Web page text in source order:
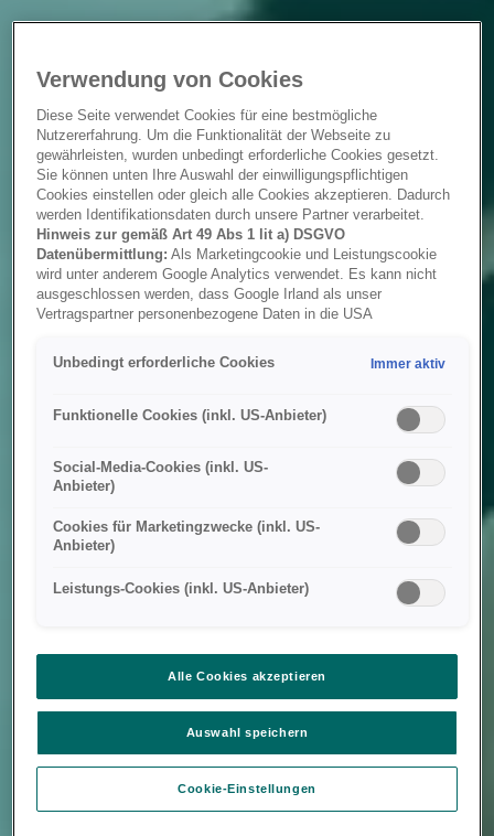
Verwendung von Cookies
Diese Seite verwendet Cookies für eine bestmögliche
Nutzererfahrung. Um die Funktionalität der Webseite zu
gewährleisten, wurden unbedingt erforderliche Cookies gesetzt.
Sie können unten Ihre Auswahl der einwilligungspflichtigen
Cookies einstellen oder gleich alle Cookies akzeptieren. Dadurch
werden Identifikationsdaten durch unsere Partner verarbeitet.
Hinweis zur gemäß Art 49 Abs 1 lit a) DSGVO
Datenübermittlung: Als Marketingcookie und Leistungscookie
wird unter anderem Google Analytics verwendet. Es kann nicht
ausgeschlossen werden, dass Google Irland als unser
Vertragspartner personenbezogene Daten in die USA
besteht kein der Europäischen Union der Sache nach
gleichwertiges Datenschutzniveau und es fehlt an einem
Hieraus können sich für Sie Risiken ergeben, weil Sie Ihre Rechte
als Betroffener in den USA nicht wirksam durchsetzen können, in
ausgeschlossen werden kann, dass aufgrund aktueller Gesetze
US-Sicherheitsbehörden einen Zugriff auf Daten erlangen können,
auf das absolut Notwendige beschränkt sind.
Sollten Sie das
Setzen von Cookies für Marketingzwecke oder
stimmen Sie damit auch gemäß Art 49 Abs 1 lit a) DSGVO
Cookies, die für Zwecke von Google Analytics gesetzt
werden, finden Sie in den Cookie-Einstellungen am Ende der
Es steht Ihnen frei, Ihre Einwilligung jederzeit zu geben, zu
verweigern oder zurückzuziehen.
Verantwortlich für diese Website und die Cookies ist die Porsche
Inter Auto GmbH & Co KG. Nähere Informationen über Cookies
finden Sie in der Cookie-Richtlinie oder in den Cookie-
Einstellungen. Sie finden die Cookie-Einstellungen am Ende der
Unbedingt erforderliche Cookies Immer aktiv
Funktionelle Cookies (inkl. US-Anbieter)
Social-Media-Cookies (inkl. US-
Anbieter)
Cookies für Marketingzwecke (inkl. US-
Anbieter)
Leistungs-Cookies (inkl. US-Anbieter)
Alle Cookies akzeptieren
Auswahl speichern
Cookie-Einstellungen